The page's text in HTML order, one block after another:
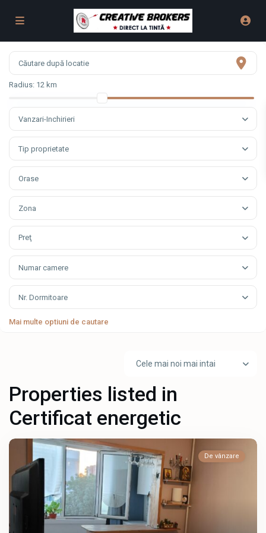
Radius: 12 km
Vanzari-Inchirieri
Tip proprietate
Orase
Zona
Preţ
Numar camere
Nr. Dormitoare
Mai multe optiuni de cautare
Cele mai noi mai intai
Properties listed in
Certificat energetic
De vânzare